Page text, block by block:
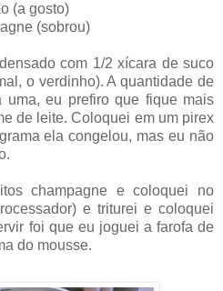
(a gosto)
(sobrou)
com 1/2 xícara de suco
o verdinho). A quantidade de
uma, eu prefiro que fique mais
de leite. Coloquei em um pirex
ela congelou, mas eu não
champagne e coloquei no
e triturei e coloquei
foi que eu joguei a farofa de
do mousse.